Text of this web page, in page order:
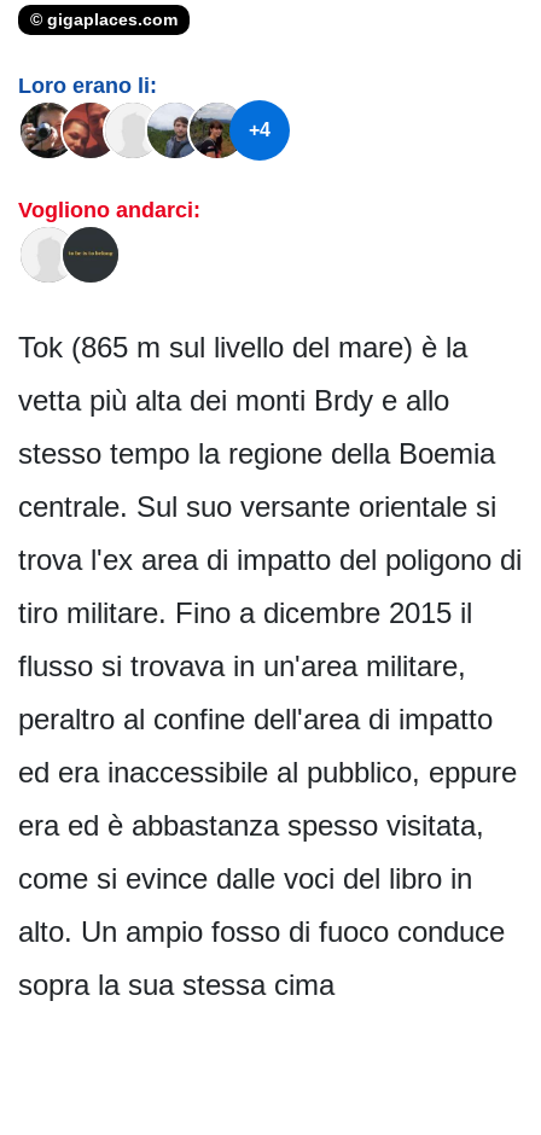
© gigaplaces.com
Loro erano li:
+4
Vogliono andarci:
Tok (865 m sul livello del mare) è la
vetta più alta dei monti Brdy e allo
stesso tempo la regione della Boemia
centrale. Sul suo versante orientale si
trova l'ex area di impatto del poligono di
tiro militare. Fino a dicembre 2015 il
flusso si trovava in un'area militare,
peraltro al confine dell'area di impatto
ed era inaccessibile al pubblico, eppure
era ed è abbastanza spesso visitata,
come si evince dalle voci del libro in
alto. Un ampio fosso di fuoco conduce
sopra la sua stessa cima